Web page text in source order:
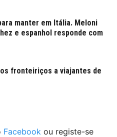
manter em Itália. Meloni
e espanhol responde com
fronteiriços a viajantes de
Facebook ou registe-se